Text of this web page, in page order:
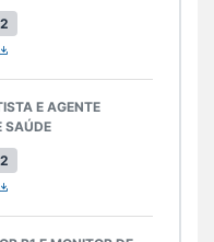
E AGENTE
SAÚDE